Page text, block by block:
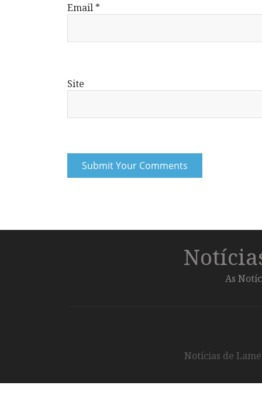
Email *
Site
As
Notícias de